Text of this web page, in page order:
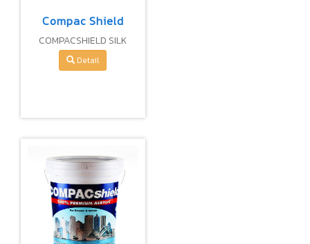
Compac Shield
COMPACSHIELD SILK
GLOSS NANOTECH 100%
PREMIUM ACRYLIC SEMI-
Detail